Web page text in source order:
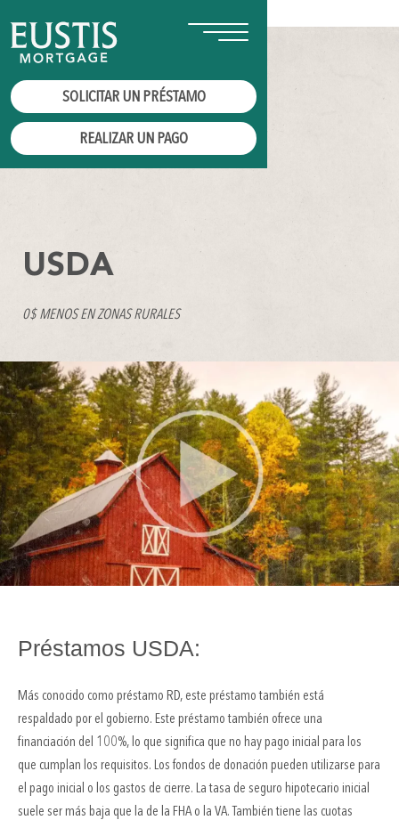
SOLICITAR UN PRÉSTAMO
REALIZAR UN PAGO
USDA
0$ MENOS EN ZONAS RURALES
Préstamos USDA:
Más conocido como préstamo RD, este préstamo también está
respaldado por el gobierno. Este préstamo también ofrece una
financiación del 100%, lo que significa que no hay pago inicial para los
que cumplan los requisitos. Los fondos de donación pueden utilizarse para
el pago inicial o los gastos de cierre. La tasa de seguro hipotecario inicial
suele ser más baja que la de la FHA o la VA. También tiene las cuotas